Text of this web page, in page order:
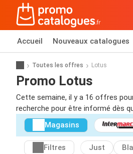
Accueil Nouveaux catalogues
Toutes les offres Lotus
Promo Lotus
Cette semaine, il y a 16 offres
recherche pour être informé dès
Magasins
Filtres Just